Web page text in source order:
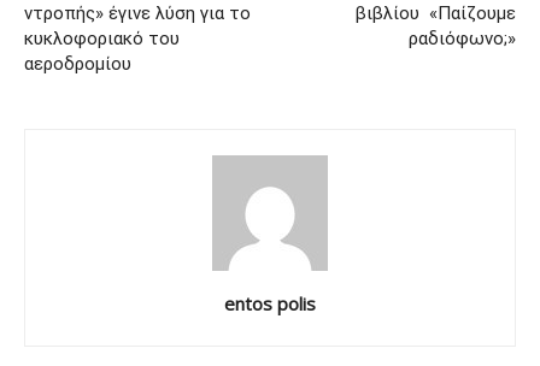
ντροπής» έγινε λύση για το
κυκλοφοριακό του
αεροδρομίου
βιβλίου «Παίζουμε
ραδιόφωνο;»
entos polis